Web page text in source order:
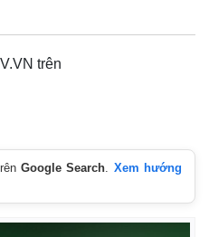
Video
E-Magazine
Infographic
trên
Google Search. Xem hướng